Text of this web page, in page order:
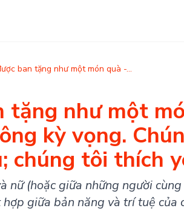
ban tặng như một món quà -...
tặng như một
kỳ vọng.
chúng tôi thích
nữ (hoặc giữa những người
giữa bản năng và trí tuệ của